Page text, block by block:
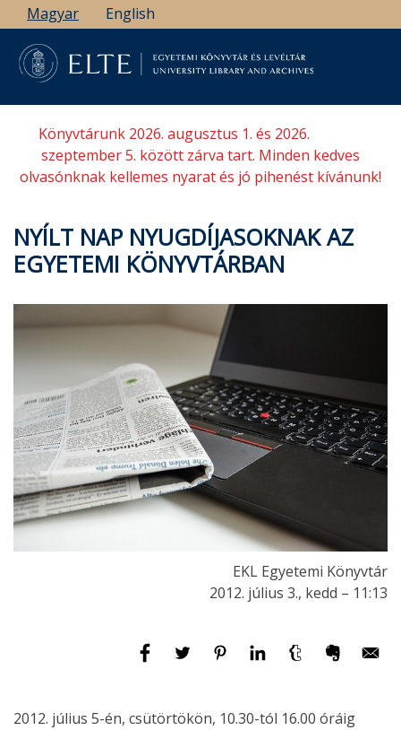
Ugrás
a
tartalomra
Magyar English
Könyvtárunk 2026. augusztus 1. és 2026.
szeptember 5. között zárva tart. Minden kedves
olvasónknak kellemes nyarat és jó pihenést kívánunk!
NYÍLT NAP NYUGDÍJASOKNAK AZ
EGYETEMI KÖNYVTÁRBAN
EKL Egyetemi Könyvtár
2012. július 3., kedd – 11:13
2012. július 5-én, csütörtökön, 10.30-tól 16.00 óráig